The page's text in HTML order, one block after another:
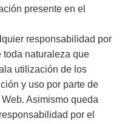
presente en el
responsabilidad por
toda naturaleza que
utilización de los
y uso por parte de
Asimismo queda
por el